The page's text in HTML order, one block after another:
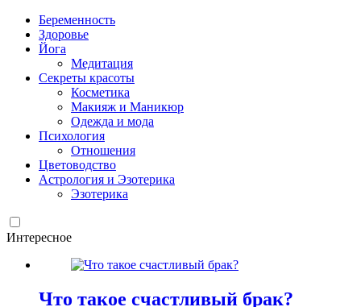
Беременность
Здоровье
Йога
Медитация
Секреты красоты
Косметика
Макияж и Маникюр
Одежда и мода
Психология
Отношения
Цветоводство
Астрология и Эзотерика
Эзотерика
Интересное
Что такое счастливый брак?